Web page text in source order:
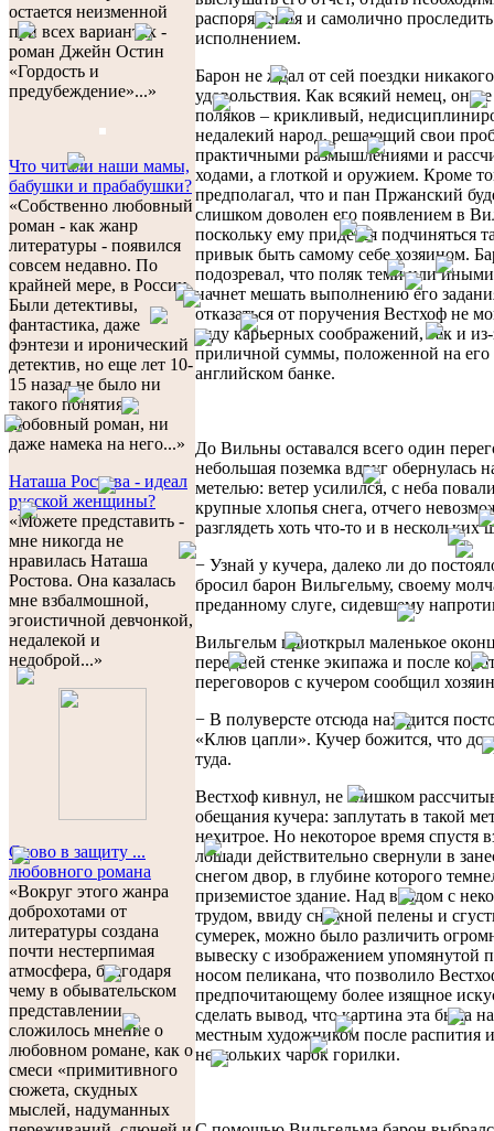
остается неизменной
при всех вариантах -
роман Джейн Остин
«Гордость и
предубеждение»...»
Что читали наши мамы,
бабушки и прабабушки?
«Собственно любовный
роман - как жанр
литературы - появился
совсем недавно. По
крайней мере, в России.
Были детективы,
фантастика, даже
фэнтези и иронический
детектив, но еще лет 10-
15 назад не было ни
такого понятия -
любовный роман, ни
даже намека на него...»
Наташа Ростова - идеал
русской женщины?
«Можете представить -
мне никогда не
нравилась Наташа
Ростова. Она казалась
мне взбалмошной,
эгоистичной девчонкой,
недалекой и
недоброй...»
Слово в защиту ...
любовного романа
«Вокруг этого жанра
доброхотами от
литературы создана
почти нестерпимая
атмосфера, благодаря
чему в обывательском
представлении
сложилось мнение о
любовном романе, как о
смеси «примитивного
сюжета, скудных
мыслей, надуманных
распоряжения и самолично
исполнением.
Барон не ждал от сей поездки никакого
удовольствия. Как всякий немец, он
поляков – крикливый,
недалекий народ, решающий свои
практичными размышлениями и
ходами, а глоткой и оружием. Кроме
предполагал, что и пан Пржанский
слишком доволен его появлением в
поскольку ему придется подчиняться
привык быть самому себе хозяином.
подозревал, что поляк теми или
начнет мешать выполнению его
отказаться от поручения Вестхоф не
ряду карьерных соображений, так и из-
приличной суммы, положенной на его
английском банке.
До Вильны оставался всего один
небольшая поземка вдруг обернулась
метелью: ветер усилился, с неба
крупные хлопья снега, отчего
разглядеть хоть что-то и в нескольких
− Узнай у кучера, далеко ли до
бросил барон Вильгельму, своему
преданному слуге, сидевшему
Вильгельм приоткрыл маленькое
передней стенке экипажа и после
переговоров с кучером сообщил
− В полуверсте отсюда находится
«Клюв цапли». Кучер божится, что
туда.
Вестхоф кивнул, не слишком
обещания кучера: заплутать в такой
нехитрое. Но некоторое время спустя
лошади действительно свернули в
снегом двор, в глубине которого
приземистое здание. Над входом с
трудом, ввиду снежной пелены и
сумерек, можно было различить
вывеску с изображением упомянутой
носом пеликана, что позволило
предпочитающему более изящное
сделать вывод, что картина эта была
местным художником после распития
нескольких чарок горилки.